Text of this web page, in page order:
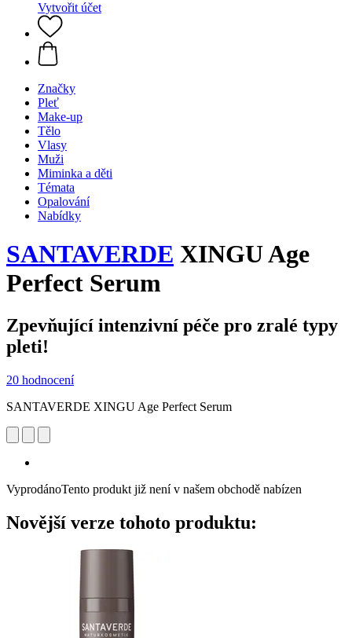
Vytvořit účet
Značky
Pleť
Make-up
Tělo
Vlasy
Muži
Miminka a děti
Témata
Opalování
Nabídky
SANTAVERDE XINGU Age
Perfect Serum
Zpevňující intenzivní péče pro zralé typy
pleti!
20 hodnocení
SANTAVERDE XINGU Age Perfect Serum
VyprodánoTento produkt již není v našem obchodě nabízen
Novější verze tohoto produktu: